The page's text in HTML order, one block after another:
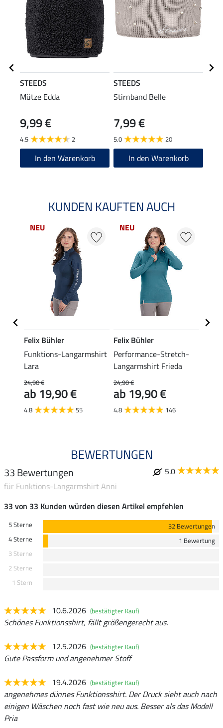
STEEDS
Mütze Edda
9,99 €
4.5 2
In den Warenkorb
STEEDS
Stirnband Belle
7,99 €
5.0 20
In den Warenkorb
KUNDEN KAUFTEN AUCH
NEU
Felix Bühler
Funktions-Langarmshirt
Lara
24,90 €
ab 19,90 €
4.8 55
NEU
Felix Bühler
Performance-Stretch-
Langarmshirt Frieda
24,90 €
ab 19,90 €
4.8 146
BEWERTUNGEN
33 Bewertungen
5.0
für Funktions-Langarmshirt Anni
33 von 33 Kunden würden diesen Artikel empfehlen
5 Sterne
32 Bewertungen
4 Sterne
1 Bewertung
3 Sterne
2 Sterne
1 Stern
10.6.2026 (bestätigter Kauf)
Schönes Funktionsshirt, fällt größengerecht aus.
12.5.2026 (bestätigter Kauf)
Gute Passform und angenehmer Stoff
19.4.2026 (bestätigter Kauf)
angenehmes dünnes Funktionsshirt. Der Druck sieht auch nach
einigen Wäschen noch fast wie neu aus. Besser als das Modell
Pria